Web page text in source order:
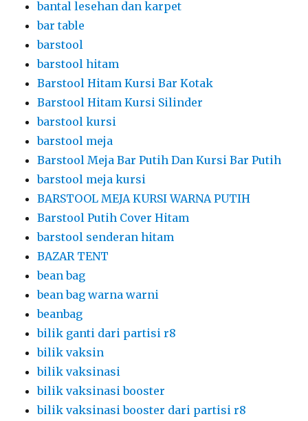
bantal lesehan dan karpet
bar table
barstool
barstool hitam
Barstool Hitam Kursi Bar Kotak
Barstool Hitam Kursi Silinder
barstool kursi
barstool meja
Barstool Meja Bar Putih Dan Kursi Bar Putih
barstool meja kursi
BARSTOOL MEJA KURSI WARNA PUTIH
Barstool Putih Cover Hitam
barstool senderan hitam
BAZAR TENT
bean bag
bean bag warna warni
beanbag
bilik ganti dari partisi r8
bilik vaksin
bilik vaksinasi
bilik vaksinasi booster
bilik vaksinasi booster dari partisi r8